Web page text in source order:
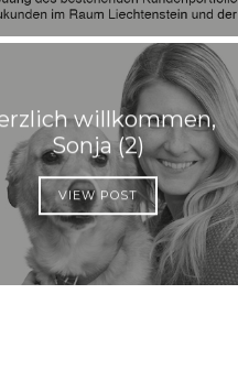
willkommen,
Sonja (2)
VIEW POST